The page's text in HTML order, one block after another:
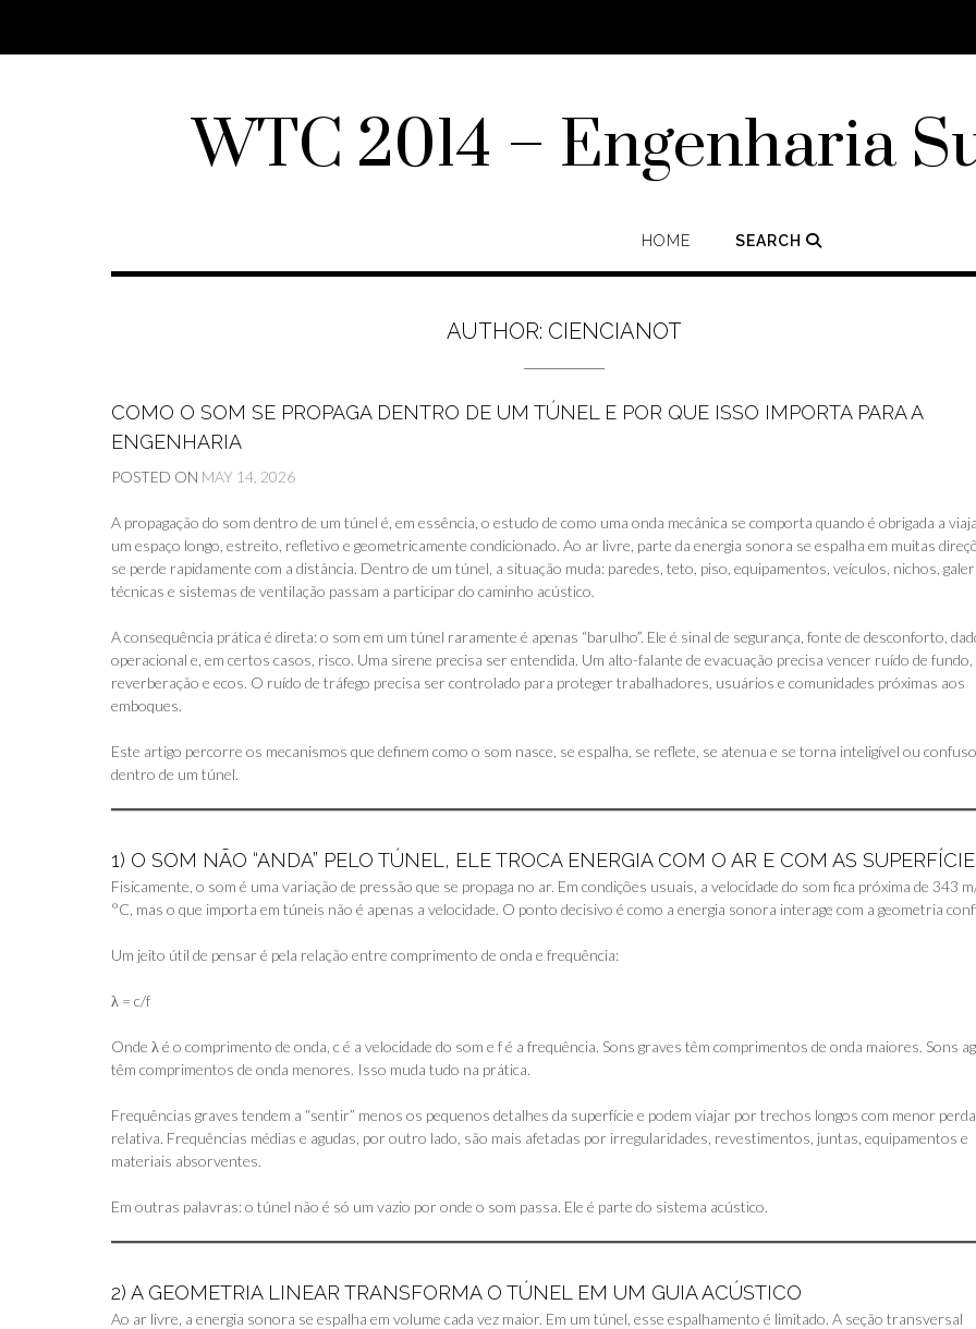
content
WTC 2014 – Engenharia
HOME SEARCH
AUTHOR: CIENCIANOT
COMO O SOM SE PROPAGA DENTRO DE UM TÚNEL E POR QUE ISSO IMPORTA PARA A
ENGENHARIA
POSTED ON MAY 14, 2026
A propagação do som dentro de um túnel é, em essência, o estudo de como uma onda mecânica se comporta quando é obrigada a
um espaço longo, estreito, refletivo e geometricamente condicionado. Ao ar livre, parte da energia sonora se espalha em muitas
se perde rapidamente com a distância. Dentro de um túnel, a situação muda: paredes, teto, piso, equipamentos, veículos, nichos,
técnicas e sistemas de ventilação passam a participar do caminho acústico.
A consequência prática é direta: o som em um túnel raramente é apenas “barulho”. Ele é sinal de segurança, fonte de desconforto,
operacional e, em certos casos, risco. Uma sirene precisa ser entendida. Um alto-falante de evacuação precisa vencer ruído de fundo,
reverberação e ecos. O ruído de tráfego precisa ser controlado para proteger trabalhadores, usuários e comunidades próximas aos
emboques.
Este artigo percorre os mecanismos que definem como o som nasce, se espalha, se reflete, se atenua e se torna inteligível ou confuso
dentro de um túnel.
1) O SOM NÃO “ANDA” PELO TÚNEL, ELE TROCA ENERGIA COM O AR E COM AS
Fisicamente, o som é uma variação de pressão que se propaga no ar. Em condições usuais, a velocidade do som fica próxima de 343
°C, mas o que importa em túneis não é apenas a velocidade. O ponto decisivo é como a energia sonora interage com a geometria
Um jeito útil de pensar é pela relação entre comprimento de onda e frequência:
λ = c/f
Onde λ é o comprimento de onda, c é a velocidade do som e f é a frequência. Sons graves têm comprimentos de onda maiores. Sons
têm comprimentos de onda menores. Isso muda tudo na prática.
Frequências graves tendem a “sentir” menos os pequenos detalhes da superfície e podem viajar por trechos longos com menor perda
relativa. Frequências médias e agudas, por outro lado, são mais afetadas por irregularidades, revestimentos, juntas, equipamentos e
materiais absorventes.
Em outras palavras: o túnel não é só um vazio por onde o som passa. Ele é parte do sistema acústico.
2) A GEOMETRIA LINEAR TRANSFORMA O TÚNEL EM UM GUIA ACÚSTICO
Ao ar livre, a energia sonora se espalha em volume cada vez maior. Em um túnel, esse espalhamento é limitado. A seção transversal